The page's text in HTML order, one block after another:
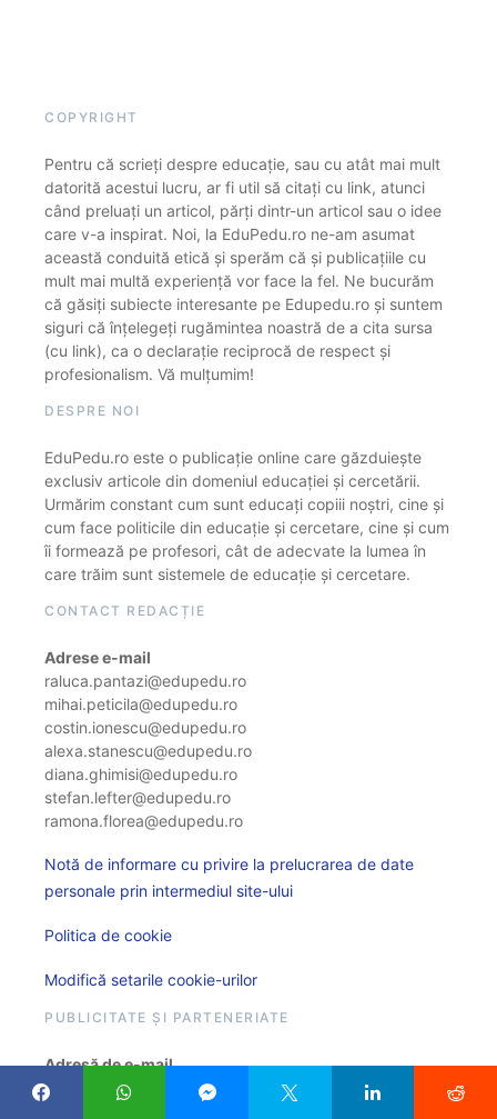
COPYRIGHT
Pentru că scrieți despre educație, sau cu atât mai mult
datorită acestui lucru, ar fi util să citați cu link, atunci
când preluați un articol, părți dintr-un articol sau o idee
care v-a inspirat. Noi, la EduPedu.ro ne-am asumat
această conduită etică și sperăm că și publicațiile cu
mult mai multă experiență vor face la fel. Ne bucurăm
că găsiți subiecte interesante pe Edupedu.ro și suntem
siguri că înțelegeți rugămintea noastră de a cita sursa
(cu link), ca o declarație reciprocă de respect și
profesionalism. Vă mulțumim!
DESPRE NOI
EduPedu.ro este o publicație online care găzduiește
exclusiv articole din domeniul educației și cercetării.
Urmărim constant cum sunt educați copiii noștri, cine și
cum face politicile din educație și cercetare, cine și cum
îi formează pe profesori, cât de adecvate la lumea în
care trăim sunt sistemele de educație și cercetare.
CONTACT REDACȚIE
Adrese e-mail
raluca.pantazi@edupedu.ro
mihai.peticila@edupedu.ro
costin.ionescu@edupedu.ro
alexa.stanescu@edupedu.ro
diana.ghimisi@edupedu.ro
stefan.lefter@edupedu.ro
ramona.florea@edupedu.ro
Notă de informare cu privire la prelucrarea de date
personale prin intermediul site-ului
Politica de cookie
Modifică setarile cookie-urilor
PUBLICITATE ȘI PARTENERIATE
Adresă de e-mail
comunicare@edupedu.ro